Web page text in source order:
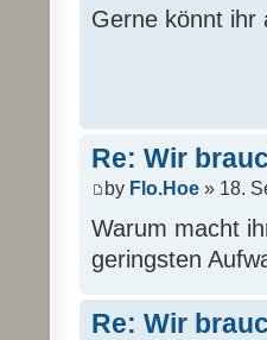
Gerne könnt ihr
Re: Wir
by Flo.Hoe » 18.
Warum macht
geringsten
Re: Wir